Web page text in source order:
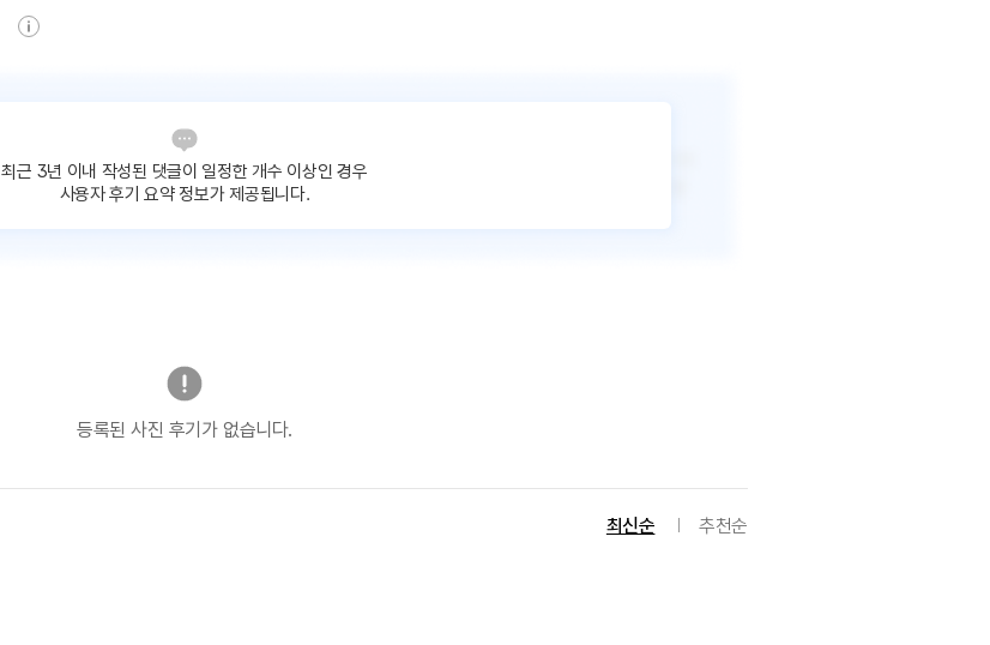
최근 3년 이내 작성된 댓글이 일정한 개수 이상인 경우
사용자 후기 요약 정보가 제공됩니다.
등록된 사진 후기가 없습니다.
최신순 추천순